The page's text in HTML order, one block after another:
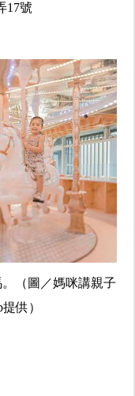
17號
（圖／媽咪講親子
供）